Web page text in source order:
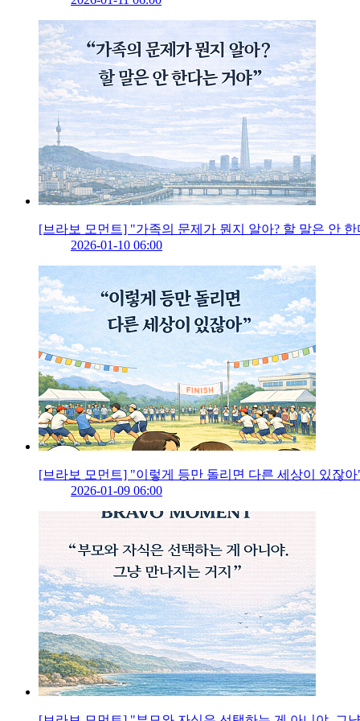
[브라보 모먼트] "가족의 문제가 뭔지 알아? 할 말은 안
2026-01-10 06:00
[브라보 모먼트] "이렇게 등만 돌리면 다른 세상이 있잖아
2026-01-09 06:00